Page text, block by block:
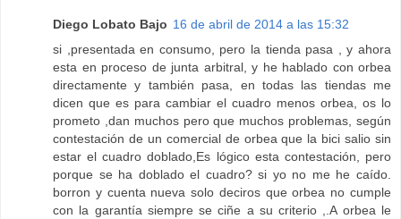
Diego Lobato Bajo 16 de abril de 2014 a las 15:32
si ,presentada en consumo, pero la tienda pasa , y ahora
esta en proceso de junta arbitral, y he hablado con orbea
directamente y también pasa, en todas las tiendas me
dicen que es para cambiar el cuadro menos orbea, os lo
prometo ,dan muchos pero que muchos problemas, según
contestación de un comercial de orbea que la bici salio sin
estar el cuadro doblado,Es lógico esta contestación, pero
porque se ha doblado el cuadro? si yo no me he caído.
borron y cuenta nueva solo deciros que orbea no cumple
con la garantía siempre se ciñe a su criterio ,.A orbea le